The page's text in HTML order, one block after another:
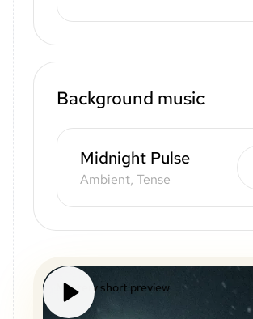
Background music
Midnight Pulse
Ambient, Tense
Mystery short preview